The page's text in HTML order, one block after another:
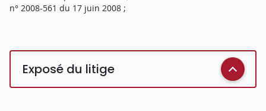
n° 2008-561 du 17 juin 2008 ;
Exposé du litige